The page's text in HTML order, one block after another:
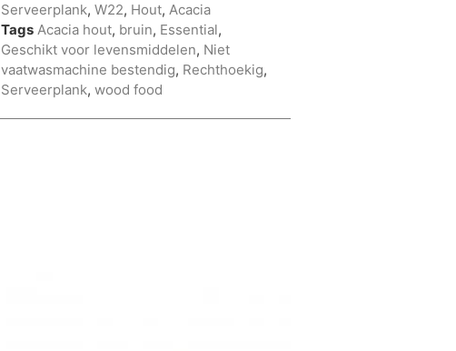
Serveerplank, W22, Hout, Acacia
Tags Acacia hout, bruin, Essential,
Geschikt voor levensmiddelen, Niet
vaatwasmachine bestendig, Rechthoekig,
Serveerplank, wood food